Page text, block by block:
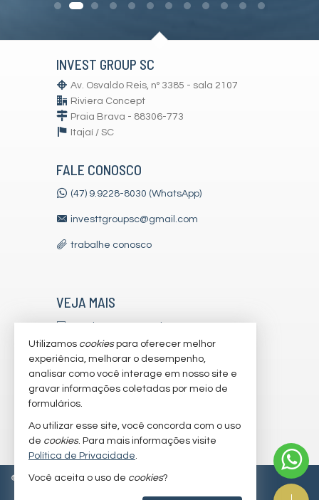
INVEST GROUP SC
Av. Osvaldo Reis, nº 3385 - sala 2107
Riviera Concept
Praia Brava - 88306-773
Itajaí / SC
FALE CONOSCO
(47) 9.9228-8030 (WhatsApp)
investtgroupsc@gmail.com
trabalhe conosco
VEJA MAIS
receba nosso newsletter
indicadores financeiros
cadastre seu imóvel
imóveis favoritos
mapa de imóveis
© 2026 CRECI/SC 7179-J Política de Privacidade
Utilizamos cookiespara oferecer melhor
experiência, melhorar o desempenho,
analisar como você interage em nosso site e
gravar informações coletadas por meio de
formulários.
Ao utilizar esse site, você concorda com o uso
de cookies. Para mais informações visite
Política de Privacidade.
Você aceita o uso de cookies?